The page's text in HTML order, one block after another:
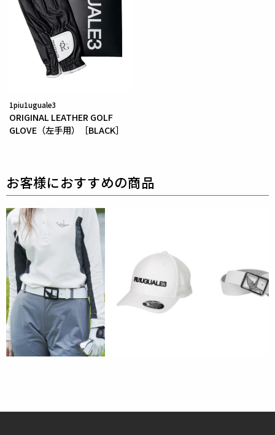
1piu1uguale3
ORIGINAL LEATHER GOLF
GLOVE（左手用）［BLACK］